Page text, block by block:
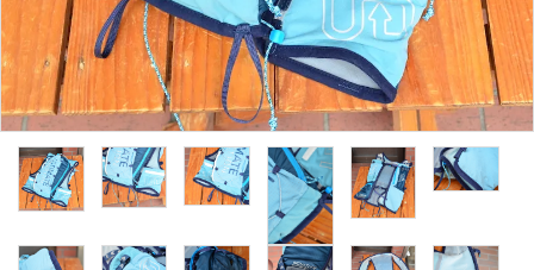
店舗情報
POLICY
INFORMATION
ようこそ ゲスト 様